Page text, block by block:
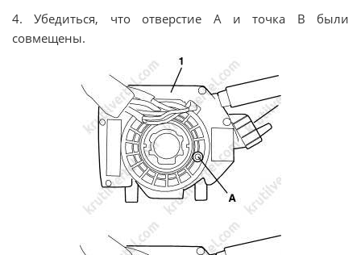
4. Убедиться, что отверстие А и точка В были
совмещены.